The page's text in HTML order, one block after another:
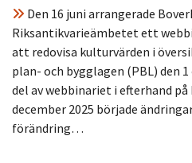
Den 16 juni arrangerade
Riksantikvarieämbetet ett
att redovisa kulturvärden i
plan- och bygglagen (PBL) den 1
del av webbinariet i efterhand
december 2025 började
förändring…